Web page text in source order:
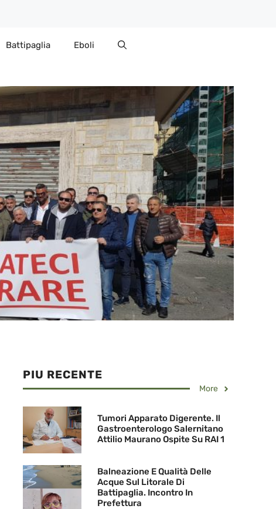
Battipaglia Eboli
PIU RECENTE
More
Tumori Apparato Digerente. Il
Gastroenterologo Salernitano
Attilio Maurano Ospite Su RAI 1
Balneazione E Qualità Delle
Acque Sul Litorale Di
Battipaglia. Incontro In
Prefettura